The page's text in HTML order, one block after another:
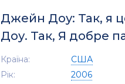
Джейн Доу: Так, я
Доу. Так, Я добре
Країна:
США
Рік:
2006